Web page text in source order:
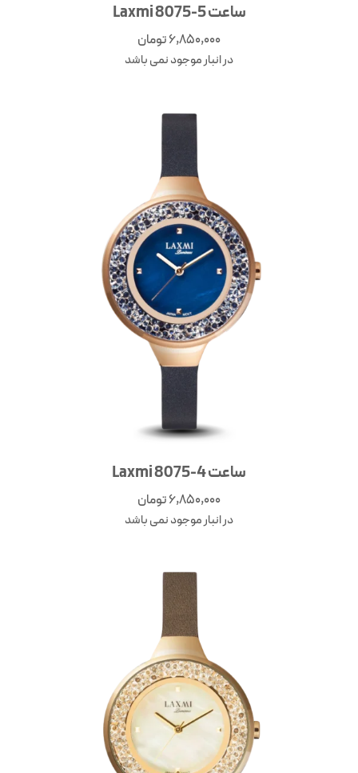
ساعت Laxmi 8075-5
6,850,000تومان
در انبار موجود نمی باشد
ساعت Laxmi 8075-4
6,850,000تومان
در انبار موجود نمی باشد